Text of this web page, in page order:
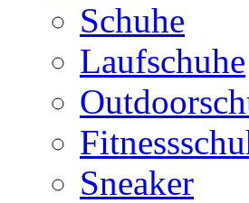
Schuhe
Laufschuhe
Sneaker